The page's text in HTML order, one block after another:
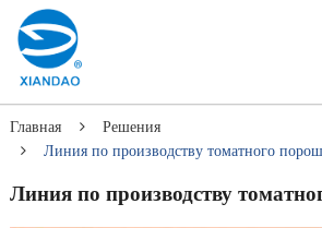
Главная
Решения
Линия по производству томатного
Линия по производству